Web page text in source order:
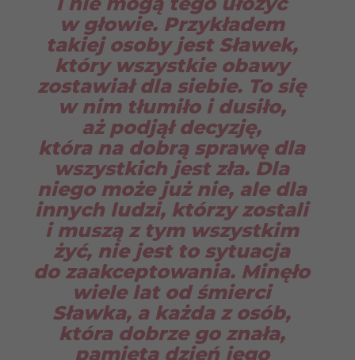
w głowie. Przykładem
takiej osoby jest Sławek,
który wszystkie obawy
zostawiał dla siebie. To się
w nim tłumiło i dusiło,
aż podjął decyzję,
która na dobrą sprawę dla
wszystkich jest zła. Dla
niego może już nie, ale dla
innych ludzi, którzy zostali
i muszą z tym wszystkim
żyć, nie jest to sytuacja
do zaakceptowania. Minęło
wiele lat od śmierci
Sławka, a każda z osób,
która dobrze go znała,
pamięta dzień jego